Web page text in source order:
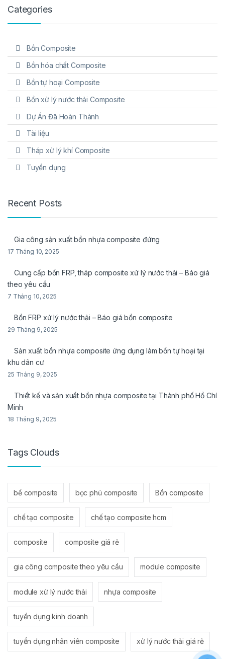
Categories
Bồn Composite
Bồn hóa chất Composite
Bồn tự hoại Composite
Bồn xử lý nước thải Composite
Dự Án Đã Hoàn Thành
Tài liệu
Tháp xử lý khí Composite
Tuyển dụng
Recent Posts
Gia công sản xuất bồn nhựa composite đứng
17 Tháng 10, 2025
Cung cấp bồn FRP, tháp composite xử lý nước thải – Báo giá
theo yêu cầu
7 Tháng 10, 2025
Bồn FRP xử lý nước thải – Báo giá bồn composite
29 Tháng 9, 2025
Sản xuất bồn nhựa composite ứng dụng làm bồn tự hoại tại
khu dân cư
25 Tháng 9, 2025
Thiết kế và sản xuất bồn nhựa composite tại Thành phố Hồ Chí
Minh
18 Tháng 9, 2025
Tags Clouds
bể composite bọc phủ composite Bồn composite
chế tạo composite chế tạo composite hcm
composite composite giá rẻ
gia công composite theo yêu cầu module composite
module xử lý nước thải nhựa composite
tuyển dụng kinh doanh
tuyển dụng nhân viên composite xử lý nước thải giá rẻ